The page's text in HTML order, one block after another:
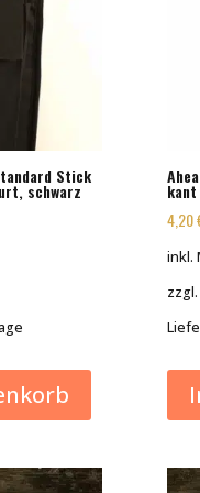
Stick
schwarz
4,20
inkl.
zzgl.